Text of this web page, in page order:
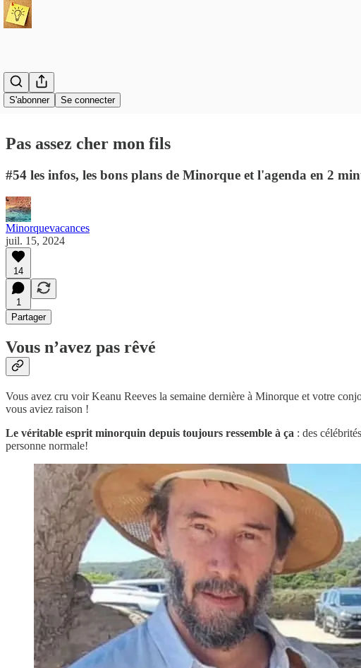
S'abonner Se connecter
Pas assez cher mon fils
#54 les infos, les bons plans de Minorque et l'agenda en 2
Minorquevacances
juil. 15, 2024
14
1
Partager
Vous n’avez pas rêvé
Vous avez cru voir Keanu Reeves la semaine dernière à Minorque et votre
vous aviez raison !
Le véritable esprit minorquin depuis toujours ressemble à ça : des
personne normale!